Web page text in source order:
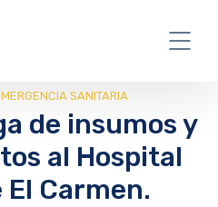
SANITARIA
de insumos y
al Hospital
El Carmen.